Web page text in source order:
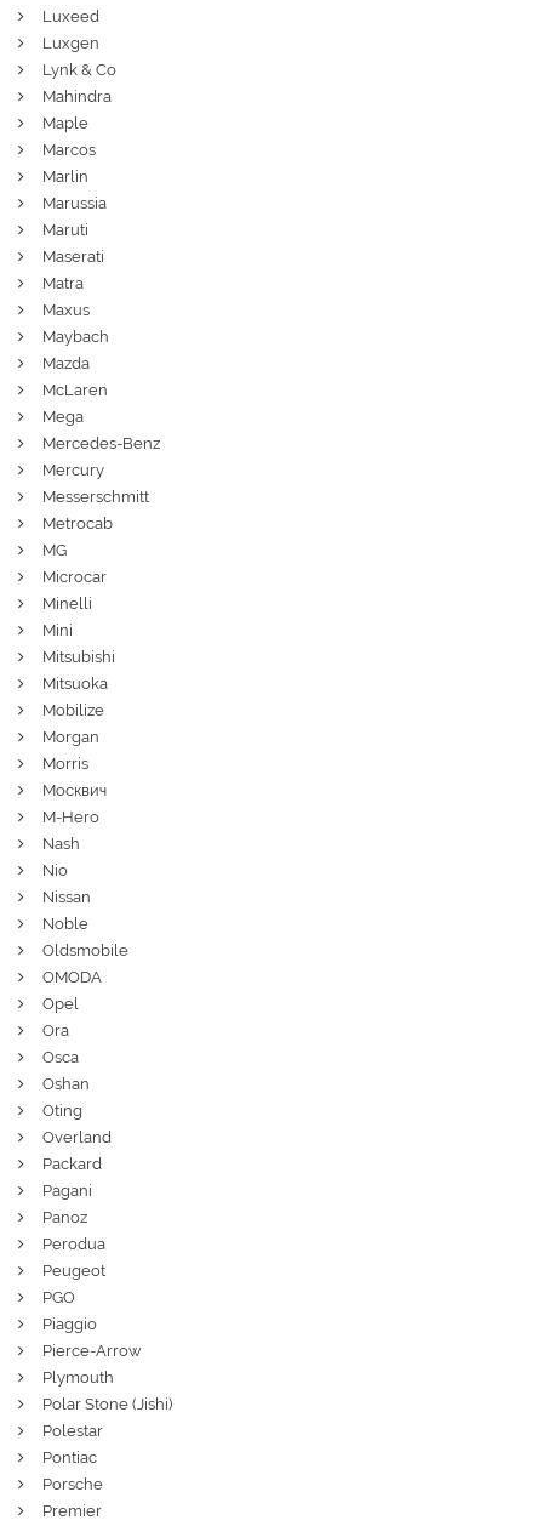
Luxeed
Luxgen
Lynk & Co
Mahindra
Maple
Marcos
Marlin
Marussia
Maruti
Maserati
Matra
Maxus
Maybach
Mazda
McLaren
Mega
Mercedes-Benz
Mercury
Messerschmitt
Metrocab
MG
Microcar
Minelli
Mini
Mitsubishi
Mitsuoka
Mobilize
Morgan
Morris
Москвич
M-Hero
Nash
Nio
Nissan
Noble
Oldsmobile
OMODA
Opel
Ora
Osca
Oshan
Oting
Overland
Packard
Pagani
Panoz
Perodua
Peugeot
PGO
Piaggio
Pierce-Arrow
Plymouth
Polar Stone (Jishi)
Polestar
Pontiac
Porsche
Premier